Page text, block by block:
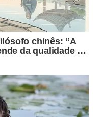
vale conferir o
e trocar, em
moderado, a
45 e 60 dias.